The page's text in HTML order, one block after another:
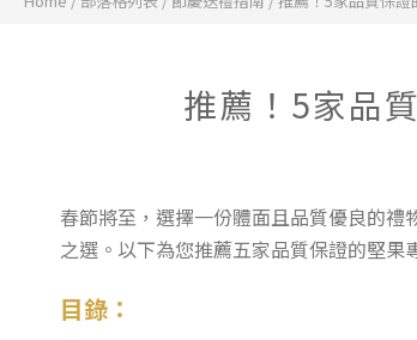
推薦！5家品
春節將至，選擇一份體面且品質優良的
之選。以下為您推薦五家品質保證的堅果
目錄：